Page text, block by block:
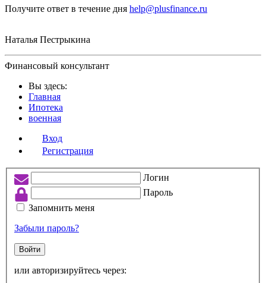
Получите ответ в течение дня help@plusfinance.ru
Наталья Пестрыкина
Финансовый консультант
Вы здесь:
Главная
Ипотека
военная
Вход
Регистрация
Логин
Пароль
Запомнить меня
Забыли пароль?
Войти
или авторизируйтесь через: